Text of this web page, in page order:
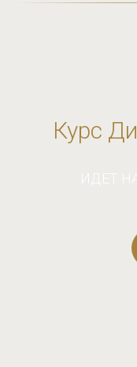
Курс